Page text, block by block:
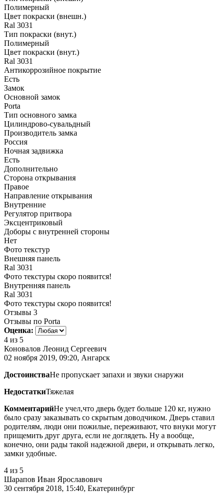
Полимерный
Цвет покраски (внешн.)
Ral 3031
Тип покраски (внут.)
Полимерный
Цвет покраски (внут.)
Ral 3031
Антикоррозийное покрытие
Есть
Замок
Основной замок
Porta
Тип основного замка
Цилиндрово-сувальдный
Производитель замка
Россия
Ночная задвижка
Есть
Дополнительно
Сторона открывания
Правое
Направление открывания
Внутренние
Регулятор притвора
Эксцентриковый
Доборы с внутренней стороны
Нет
Фото текстур
Внешняя панель
Ral 3031
Фото текстуры скоро появится!
Внутренняя панель
Ral 3031
Фото текстуры скоро появится!
Отзывы 3
Отзывы по Porta
Оценка:
4 из 5
Коновалов Леонид Сергеевич
02 ноября 2019, 09:20, Ангарск
ДостоинстваНе пропускает запахи и звуки снаружи
НедостаткиТяжелая
КомментарийНе учел,что дверь будет больше 120 кг, нужно
было сразу заказывать со скрытым доводчиком. Дверь ставил
родителям, люди они пожилые, переживают, что внуки могут
прищемить друг друга, если не доглядеть. Ну а вообще,
конечно, они рады такой надежной двери, и открывать легко,
замки удобные.
4 из 5
Шарапов Иван Ярославович
30 сентября 2018, 15:40, Екатеринбург